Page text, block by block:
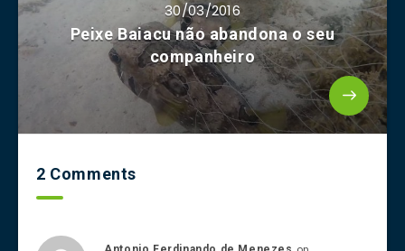
30/03/2016
Peixe Baiacu não abandona o seu
companheiro
2 Comments